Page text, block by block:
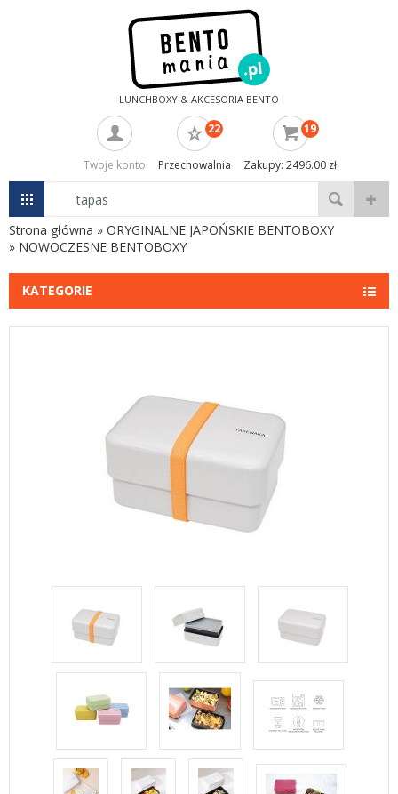
LUNCHBOXY & AKCESORIA BENTO
Twoje konto
22
Przechowalnia
19
Zakupy: 2496.00 zł
Strona główna » ORYGINALNE JAPOŃSKIE BENTOBOXY
» NOWOCZESNE BENTOBOXY
KATEGORIE